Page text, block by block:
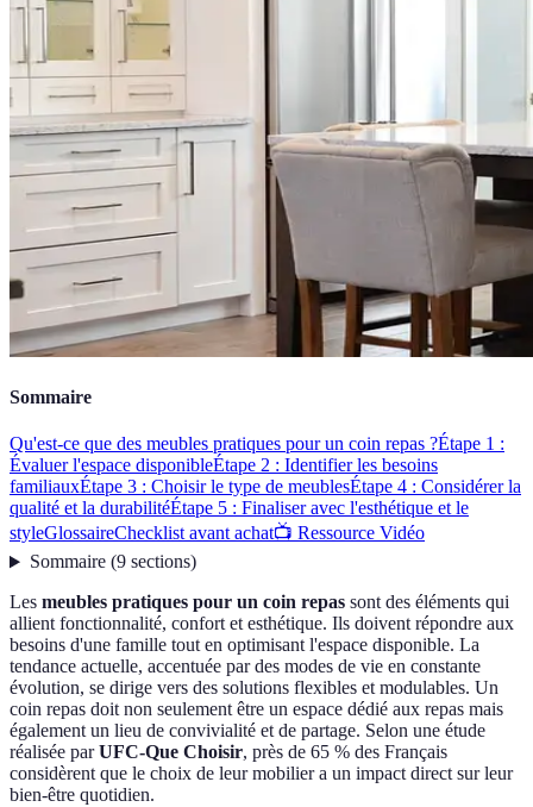
Sommaire
Qu'est-ce que des meubles pratiques pour un coin repas ?Étape 1 :
Évaluer l'espace disponibleÉtape 2 : Identifier les besoins
familiauxÉtape 3 : Choisir le type de meublesÉtape 4 : Considérer la
qualité et la durabilitéÉtape 5 : Finaliser avec l'esthétique et le
styleGlossaireChecklist avant achat📺 Ressource Vidéo
Sommaire(9 sections)
Les meubles pratiques pour un coin repas sont des éléments qui
allient fonctionnalité, confort et esthétique. Ils doivent répondre aux
besoins d'une famille tout en optimisant l'espace disponible. La
tendance actuelle, accentuée par des modes de vie en constante
évolution, se dirige vers des solutions flexibles et modulables. Un
coin repas doit non seulement être un espace dédié aux repas mais
également un lieu de convivialité et de partage. Selon une étude
réalisée parUFC-Que Choisir, près de 65 % des Français
considèrent que le choix de leur mobilier a un impact direct sur leur
bien-être quotidien.